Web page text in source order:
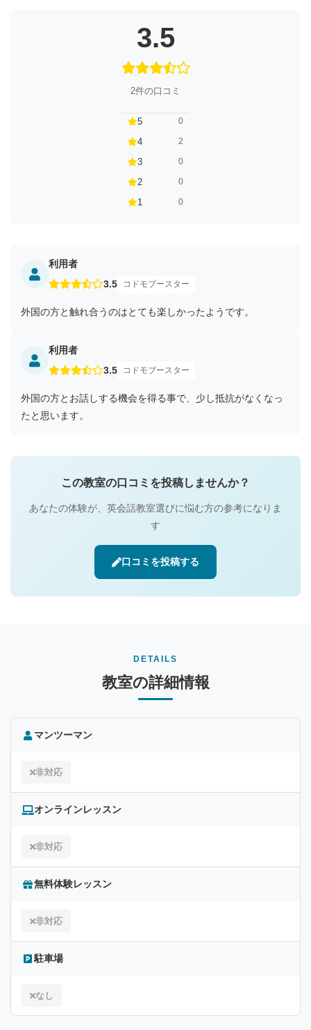
3.5
2件の口コミ
5 0
4 2
3 0
2 0
1 0
利用者
3.5
コドモブースター
外国の方と触れ合うのはとても楽しかったようです。
利用者
3.5
コドモブースター
外国の方とお話しする機会を得る事で、少し抵抗がなくなっ
たと思います。
この教室の口コミを投稿しませんか？
あなたの体験が、英会話教室選びに悩む方の参考になりま
す
口コミを投稿する
DETAILS
教室の詳細情報
マンツーマン
非対応
オンラインレッスン
非対応
無料体験レッスン
非対応
駐車場
なし